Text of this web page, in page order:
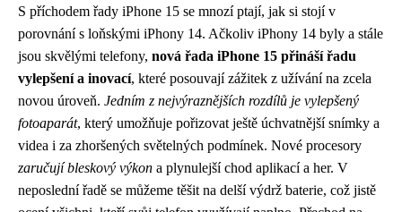
S příchodem řady iPhone 15 se mnozí ptají, jak si stojí v
porovnání s loňskými iPhony 14. Ačkoliv iPhony 14 byly a stále
jsou skvělými telefony, nová řada iPhone 15 přináší řadu
vylepšení a inovací, které posouvají zážitek z užívání na zcela
novou úroveň. Jedním z nejvýraznějších rozdílů je vylepšený
fotoaparát, který umožňuje pořizovat ještě úchvatnější snímky a
videa i za zhoršených světelných podmínek. Nové procesory
zaručují bleskový výkon a plynulejší chod aplikací a her. V
neposlední řadě se můžeme těšit na delší výdrž baterie, což jistě